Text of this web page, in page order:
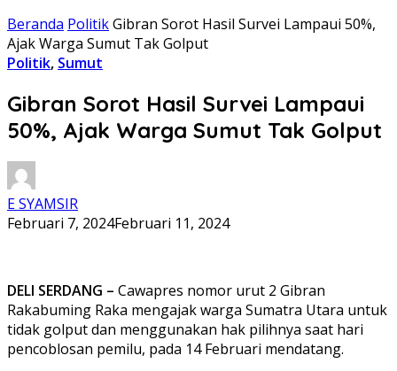
Beranda PolitikGibran Sorot Hasil Survei Lampaui 50%,
Ajak Warga Sumut Tak Golput
Politik, Sumut
Gibran Sorot Hasil Survei Lampaui
50%, Ajak Warga Sumut Tak Golput
E SYAMSIR
Februari 7, 2024Februari 11, 2024
DELI SERDANG – Cawapres nomor urut 2 Gibran
Rakabuming Raka mengajak warga Sumatra Utara untuk
tidak golput dan menggunakan hak pilihnya saat hari
pencoblosan pemilu, pada 14 Februari mendatang.